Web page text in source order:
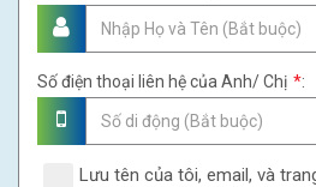
Số điện thoại liên hệ của Anh/ Chị *:
Lưu tên của tôi, email, và